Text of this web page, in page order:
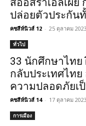
สื่ออิสราเอลเผย
ปล่อยตัวประกัน
คชสีห์นิวส์ 12 - 25 ตุลาคม 2023
ทั่วไป
33 นักศึกษาไทย
กลับประเทศไทย
ความปลอดภัยเ
คชสีห์นิวส์ 14 - 17 ตุลาคม 2023
การเมือง